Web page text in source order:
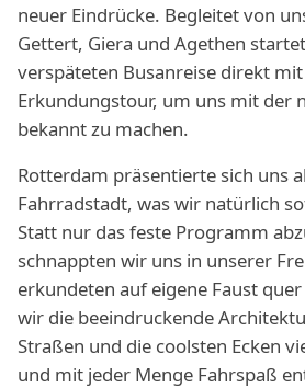
neuer Eindrücke. Begleitet von
Gettert, Giera und Agethen
verspäteten Busanreise direkt
Erkundungstour, um uns mit der
bekannt zu machen.
Rotterdam präsentierte sich uns
Fahrradstadt, was wir natürlich
Statt nur das feste Programm
schnappten wir uns in unserer
erkundeten auf eigene Faust
wir die beeindruckende
Straßen und die coolsten Ecken
und mit jeder Menge Fahrspaß